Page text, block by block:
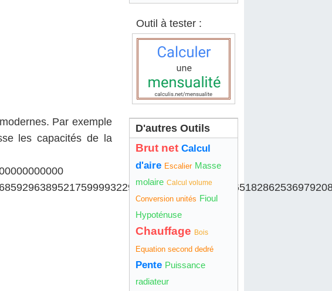
Par exemple
les capacités de la
Outil à tester :
D'autres Outils
Brut net Calcul
d'aire Escalier Masse
molaire Calcul volume
Conversion unités Fioul
Hypoténuse
Chauffage Bois
Equation second dedré
Pente Puissance
radiateur